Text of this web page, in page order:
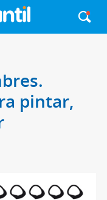
pintar,